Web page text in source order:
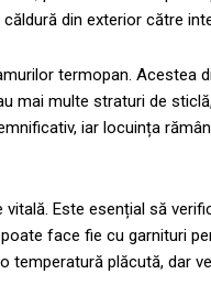
din exterior către
termopan. Acestea
mai multe straturi de
iar locuința
Este esențial să
face fie cu garnituri
plăcută, dar